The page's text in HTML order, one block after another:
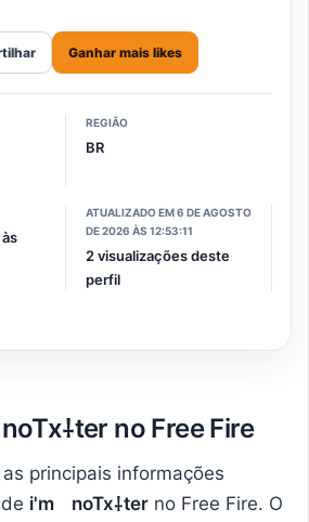
Ganhar mais likes
REGIÃO
BR
ATUALIZADO EM 6 DE AGOSTO
DE 2026 ÀS 12:53:11
2 visualizações deste
perfil
no Free Fire
principais informações
i'mﾠnoTx⸸ter no Free Fire. O